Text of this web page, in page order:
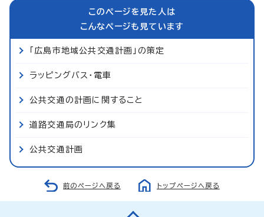
このページを見た人は
こんなページも見ています
「広島市地域公共交通計画」の策定
ラッピングバス・電車
公共交通の計画に関すること
道路交通局のリンク集
公共交通計画
前のページへ戻る トップページへ戻る